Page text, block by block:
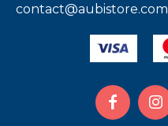
contact@aubistore.com